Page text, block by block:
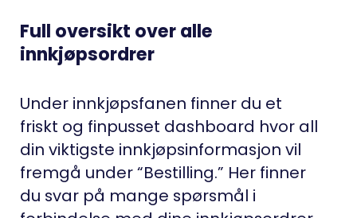
Full oversikt over alle
innkjøpsordrer
Under innkjøpsfanen finner du et
friskt og finpusset dashboard hvor all
din viktigste innkjøpsinformasjon vil
fremgå under “Bestilling.” Her finner
du svar på mange spørsmål i